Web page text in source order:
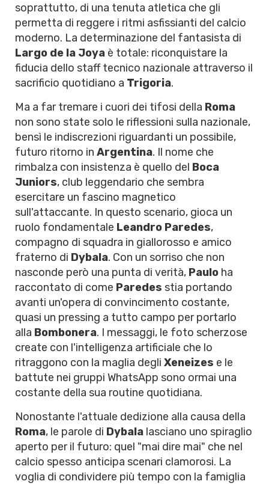
soprattutto, di una tenuta atletica che gli
permetta di reggere i ritmi asfissianti del calcio
moderno. La determinazione del fantasista di
Largo de la Joya è totale: riconquistare la
fiducia dello staff tecnico nazionale attraverso il
sacrificio quotidiano a Trigoria.
Ma a far tremare i cuori dei tifosi della Roma
non sono state solo le riflessioni sulla nazionale,
bensì le indiscrezioni riguardanti un possibile,
futuro ritorno in Argentina. Il nome che
rimbalza con insistenza è quello del Boca
Juniors, club leggendario che sembra
esercitare un fascino magnetico
sull'attaccante. In questo scenario, gioca un
ruolo fondamentale Leandro Paredes,
compagno di squadra in giallorosso e amico
fraterno di Dybala. Con un sorriso che non
nasconde però una punta di verità, Paulo ha
raccontato di come Paredes stia portando
avanti un'opera di convincimento costante,
quasi un pressing a tutto campo per portarlo
alla Bombonera. I messaggi, le foto scherzose
create con l'intelligenza artificiale che lo
ritraggono con la maglia degli Xeneizes e le
battute nei gruppi WhatsApp sono ormai una
costante della sua routine quotidiana.
Nonostante l'attuale dedizione alla causa della
Roma, le parole di Dybala lasciano uno spiraglio
aperto per il futuro: quel "mai dire mai" che nel
calcio spesso anticipa scenari clamorosi. La
voglia di condividere più tempo con la famiglia